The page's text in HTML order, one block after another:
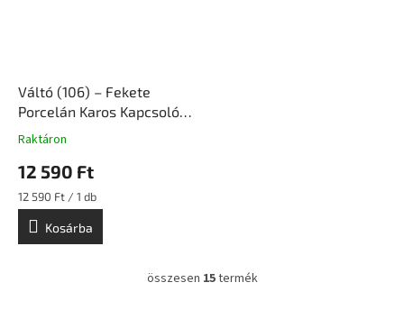
Váltó (106) – Fekete
Porcelán Karos Kapcsoló
Betét Süllyesztett
Raktáron
12 590 Ft
Egységár:
12 590 Ft / 1 db
Kosárba
L
összesen 15termék